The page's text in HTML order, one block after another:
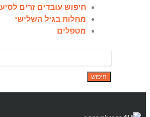
חיפוש עובדים זרים
מחלות בגיל השלישי
מטפלים